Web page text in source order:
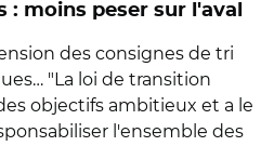
: moins peser sur l'aval
des consignes de tri
"La loi de transition
objectifs ambitieux et a le
l'ensemble des